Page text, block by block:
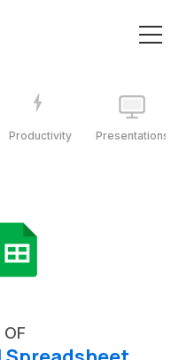
Productivity Presentations
OF